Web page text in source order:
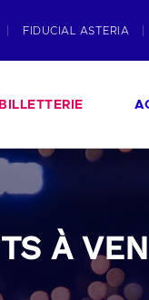
FIDUCIAL ASTERIA
BILLETTERIE
À